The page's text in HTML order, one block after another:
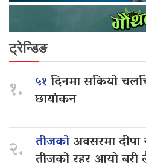
ट्रेन्डिङ
१. ५१दिनमा सकियो
छायांकन
२. तीजकोअवसरमा